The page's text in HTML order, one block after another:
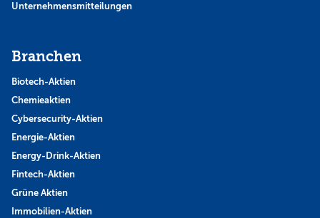
Unternehmensmitteilungen
Branchen
Biotech-Aktien
Chemieaktien
Cybersecurity-Aktien
Energie-Aktien
Energy-Drink-Aktien
Fintech-Aktien
Grüne Aktien
Immobilien-Aktien